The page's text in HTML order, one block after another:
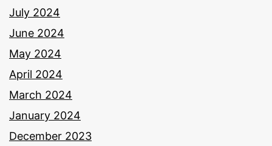
July 2024
June 2024
May 2024
April 2024
March 2024
January 2024
December 2023